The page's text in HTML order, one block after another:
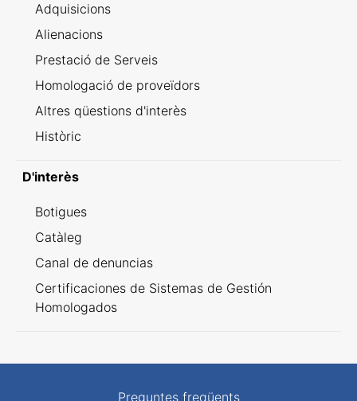
Adquisicions
Alienacions
Prestació de Serveis
Homologació de proveïdors
Altres qüestions d'interès
Històric
D'interès
Botigues
Catàleg
Canal de denuncias
Certificaciones de Sistemas de Gestión
Homologados
Preguntes freqüents